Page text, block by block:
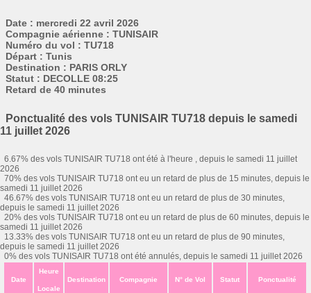
Date : mercredi 22 avril 2026
Compagnie aérienne : TUNISAIR
Numéro du vol : TU718
Départ : Tunis
Destination : PARIS ORLY
Statut : DECOLLE 08:25
Retard de 40 minutes
Ponctualité des vols TUNISAIR TU718 depuis le samedi
11 juillet 2026
6.67% des vols TUNISAIR TU718 ont été à l'heure , depuis le samedi 11 juillet
2026
70% des vols TUNISAIR TU718 ont eu un retard de plus de 15 minutes, depuis le
samedi 11 juillet 2026
46.67% des vols TUNISAIR TU718 ont eu un retard de plus de 30 minutes,
depuis le samedi 11 juillet 2026
20% des vols TUNISAIR TU718 ont eu un retard de plus de 60 minutes, depuis le
samedi 11 juillet 2026
13.33% des vols TUNISAIR TU718 ont eu un retard de plus de 90 minutes,
depuis le samedi 11 juillet 2026
0% des vols TUNISAIR TU718 ont été annulés, depuis le samedi 11 juillet 2026
Date
Heure
Locale
Destination Compagnie N° de Vol Statut Ponctualité